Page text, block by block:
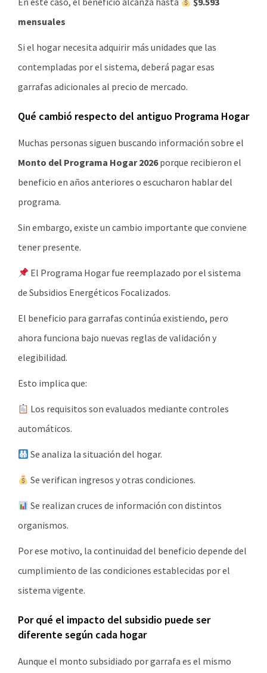
mensuales
Si el hogar necesita adquirir más unidades que las
contempladas por el sistema, deberá pagar esas
garrafas adicionales al precio de mercado.
Qué cambió respecto del antiguo Programa Hogar
Muchas personas siguen buscando información sobre el
Monto del Programa Hogar 2026porque recibieron el
beneficio en años anteriores o escucharon hablar del
programa.
Sin embargo, existe un cambio importante que conviene
tener presente.
El Programa Hogar fue reemplazado por el sistema
de Subsidios Energéticos Focalizados.
El beneficio para garrafas continúa existiendo, pero
ahora funciona bajo nuevas reglas de validación y
elegibilidad.
Esto implica que:
Los requisitos son evaluados mediante controles
automáticos.
Se analiza la situación del hogar.
Se verifican ingresos y otras condiciones.
Se realizan cruces de información con distintos
organismos.
Por ese motivo, la continuidad del beneficio depende del
cumplimiento de las condiciones establecidas por el
sistema vigente.
Por qué el impacto del subsidio puede ser
diferente según cada hogar
Aunque el monto subsidiado por garrafa es el mismo